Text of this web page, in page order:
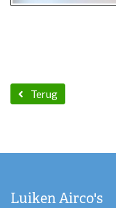
Terug
Luiken Airco's